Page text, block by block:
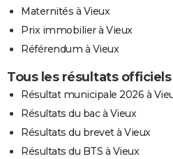
Maternités à Vieux
Prix immobilier à Vieux
Référendum à Vieux
Tous les résultats officiels
Résultat municipale 2026 à
Résultats du bac à Vieux
Résultats du brevet à Vieux
Résultats du BTS à Vieux